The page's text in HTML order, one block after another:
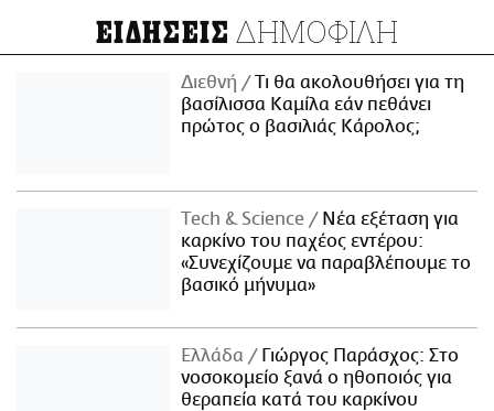
ΕΙΔΗΣΕΙΣ ΔΗΜΟΦΙΛΗ
Διεθνή
Τι θα ακολουθήσει για τη
βασίλισσα Καμίλα εάν πεθάνει
πρώτος ο βασιλιάς Κάρολος;
Τech & Science
Νέα εξέταση για
καρκίνο του παχέος εντέρου:
«Συνεχίζουμε να παραβλέπουμε το
βασικό μήνυμα»
Ελλάδα
Γιώργος Παράσχος: Στο
νοσοκομείο ξανά ο ηθοποιός για
θεραπεία κατά του καρκίνου